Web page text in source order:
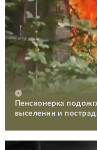
Пенсионерка
выселении и